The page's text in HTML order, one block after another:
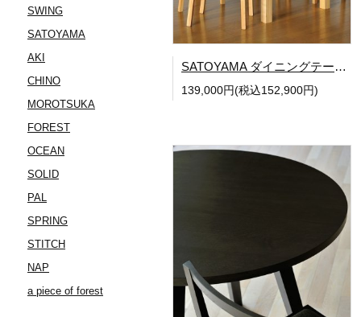
SATOYAMA ダイニングテーブル W1350
139,000円(税込152,900円)
SWING
SATOYAMA
AKI
CHINO
MOROTSUKA
FOREST
OCEAN
SOLID
PAL
SPRING
STITCH
NAP
a piece of forest